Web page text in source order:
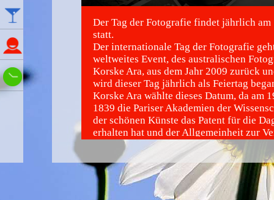
Namenstage
Wie spät ist es?
Der Tag der Fotografie findet jährlich am
statt.
Der internationale Tag der Fotografie
weltweites Event, des australischen
Korske Ara, aus dem Jahr 2009 zurück
wird dieser Tag jährlich als Feiertag
Korske Ara wählte dieses Datum, da am
1839 die Pariser Akademien der
der schönen Künste das Patent für die
erhalten hat und der Allgemeinheit zur
stellte. Am internationalen Tag der
vor allem um die Leidenschaft für das
Und so ist an diesem Tag jeder
fotografieren und die besten Bilder auf
worldphotoday.com zu veröffentlichen.